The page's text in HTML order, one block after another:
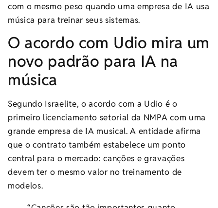
com o mesmo peso quando uma empresa de IA usa
música para treinar seus sistemas.
O acordo com Udio mira um
novo padrão para IA na
música
Segundo Israelite, o acordo com a Udio é o
primeiro licenciamento setorial da NMPA com uma
grande empresa de IA musical. A entidade afirma
que o contrato também estabelece um ponto
central para o mercado: canções e gravações
devem ter o mesmo valor no treinamento de
modelos.